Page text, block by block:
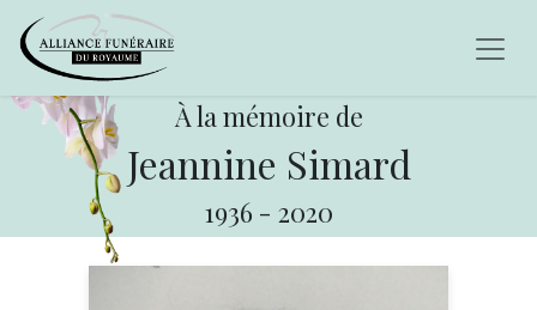
À la mémoire de
Jeannine Simard
1936 - 2020